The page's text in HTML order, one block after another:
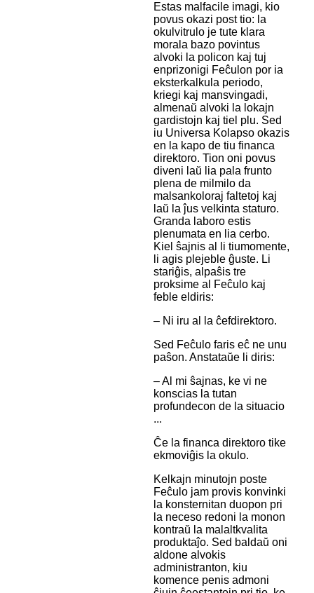
Estas malfacile imagi, kio
povus okazi post tio: la
okulvitrulo je tute klara
morala bazo povintus
alvoki la policon kaj tuj
enprizonigi Feĉulon por ia
eksterkalkula periodo,
kriegi kaj mansvingadi,
almenaŭ alvoki la lokajn
gardistojn kaj tiel plu. Sed
iu Universa Kolapso okazis
en la kapo de tiu financa
direktoro. Tion oni povus
diveni laŭ lia pala frunto
plena de milmilo da
malsankoloraj faltetoj kaj
laŭ la ĵus velkinta staturo.
Granda laboro estis
plenumata en lia cerbo.
Kiel ŝajnis al li tiumomente,
li agis plejeble ĝuste. Li
stariĝis, alpaŝis tre
proksime al Feĉulo kaj
feble eldiris:
– Ni iru al la ĉefdirektoro.
Sed Feĉulo faris eĉ ne unu
paŝon. Anstataŭe li diris:
– Al mi ŝajnas, ke vi ne
konscias la tutan
profundecon de la situacio
...
Ĉe la financa direktoro tike
ekmoviĝis la okulo.
Kelkajn minutojn poste
Feĉulo jam provis konvinki
la konsternitan duopon pri
la neceso redoni la monon
kontraŭ la malaltkvalita
produktaĵo. Sed baldaŭ oni
aldone alvokis
administranton, kiu
komence penis admoni